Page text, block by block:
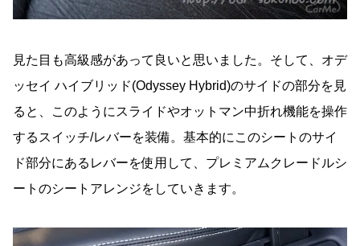
見た目も高級感があって良いと思いました。そして、オデ
ッセイ ハイブリッド(Odyssey Hybrid)のサイドの部分を見
ると、このようにスライドやオットマン中折れ機能を操作
するスイッチ/レバーを装備。基本的にこのシートのサイ
ド部分にあるレバーを使用して、プレミアムクレードルシ
ートのシートアレンジをしていきます。